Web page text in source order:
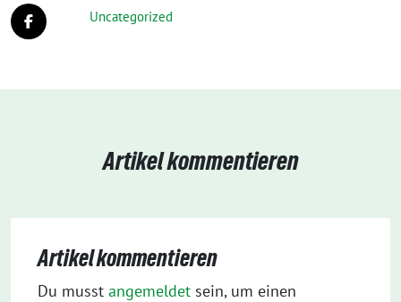
Uncategorized
Artikel kommentieren
Artikel kommentieren
Du musst angemeldet sein, um einen